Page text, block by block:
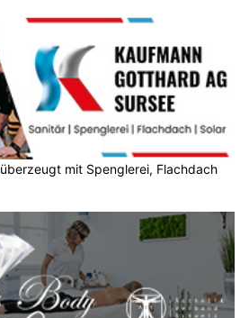
mit Spenglerei, Flachdach